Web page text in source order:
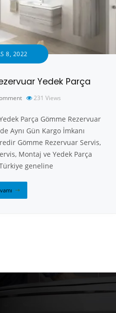
8, 2022
Yedek Parça
231 Views
Parça Gömme Rezervuar
Aynı Gün Kargo İmkanı
Gömme Rezervuar Servis,
Montaj ve Yedek Parça
geneline